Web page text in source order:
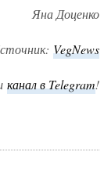
Яна Доценко
VegNews
канал в Telegram!